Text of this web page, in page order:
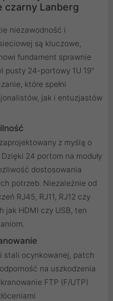
czarny Lanberg
niezawodność i
są kluczowe,
fundament sprawnie
pusty 24-portowy 1U 19"
które spełni
jak i entuzjastów
z myślą o
24 portom na moduły
dostosowania
potrzeb. Niezależnie od
RJ45, RJ11, RJ12 czy
jak HDMI czy USB, ten
stali ocynkowanej, patch
na uszkodzenia
FTP (F/UTP)